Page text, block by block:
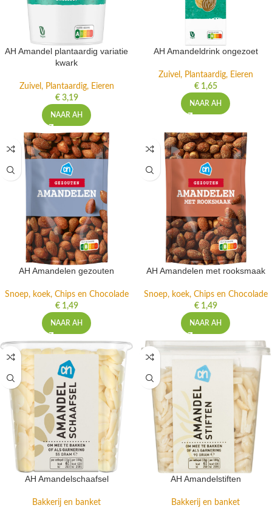
AH Amandel plantaardig variatie
kwark
Zuivel, Plantaardig, Eieren
€3,19
NAAR AH
AH Amandeldrink ongezoet
Zuivel, Plantaardig, Eieren
€1,65
NAAR AH
AH Amandelen gezouten
Snoep, koek, Chips en Chocolade
€1,49
NAAR AH
AH Amandelen met rooksmaak
Snoep, koek, Chips en Chocolade
€1,49
NAAR AH
AH Amandelschaafsel
Bakkerij en banket
AH Amandelstiften
Bakkerij en banket